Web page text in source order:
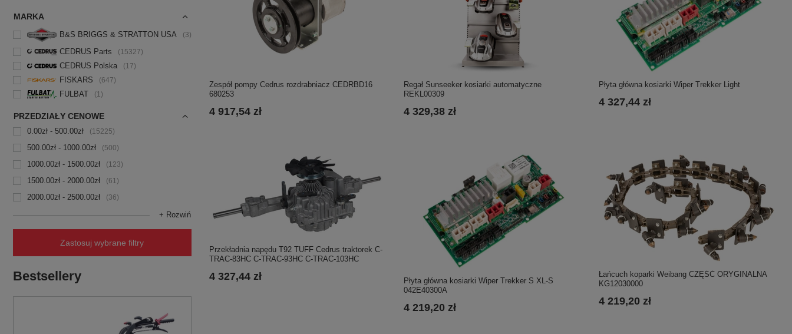
MARKA
B&S BRIGGS & STRATTON USA 3
CEDRUS Parts 15327
CEDRUS Polska 17
FISKARS 647
FULBAT 1
PRZEDZIAŁY CENOWE
0.00zł - 500.00zł 15225
500.00zł - 1000.00zł 500
1000.00zł - 1500.00zł 123
1500.00zł - 2000.00zł 61
2000.00zł - 2500.00zł 36
+ Rozwiń
Zastosuj wybrane filtry
Bestsellery
Zespół pompy Cedrus rozdrabniacz CEDRBD16
680253
4 917,54 zł
Regał Sunseeker kosiarki automatyczne
REKL00309
4 329,38 zł
Płyta główna kosiarki Wiper Trekker Light
4 327,44 zł
Przekładnia napędu T92 TUFF Cedrus traktorek C-
TRAC-83HC C-TRAC-93HC C-TRAC-103HC
4 327,44 zł
Płyta główna kosiarki Wiper Trekker S XL-S
042E40300A
4 219,20 zł
Łańcuch koparki Weibang CZĘŚĆ ORYGINALNA
KG12030000
4 219,20 zł